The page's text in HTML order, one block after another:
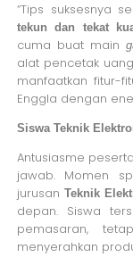
“Tips suksesnya
tekun dan tekat
cuma buat main
alat pencetak
manfaatkan fitur-
Enggla dengan
Siswa Teknik
Antusiasme
jawab. Momen
jurusanTeknik
depan. Siswa
pemasaran,
menyerahkan